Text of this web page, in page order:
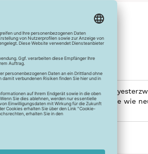
Durch den trilobalen
der tolle Glanz über Jahre wie